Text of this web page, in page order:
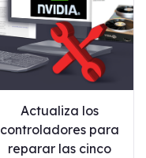
Actualiza los
controladores para
reparar las cinco